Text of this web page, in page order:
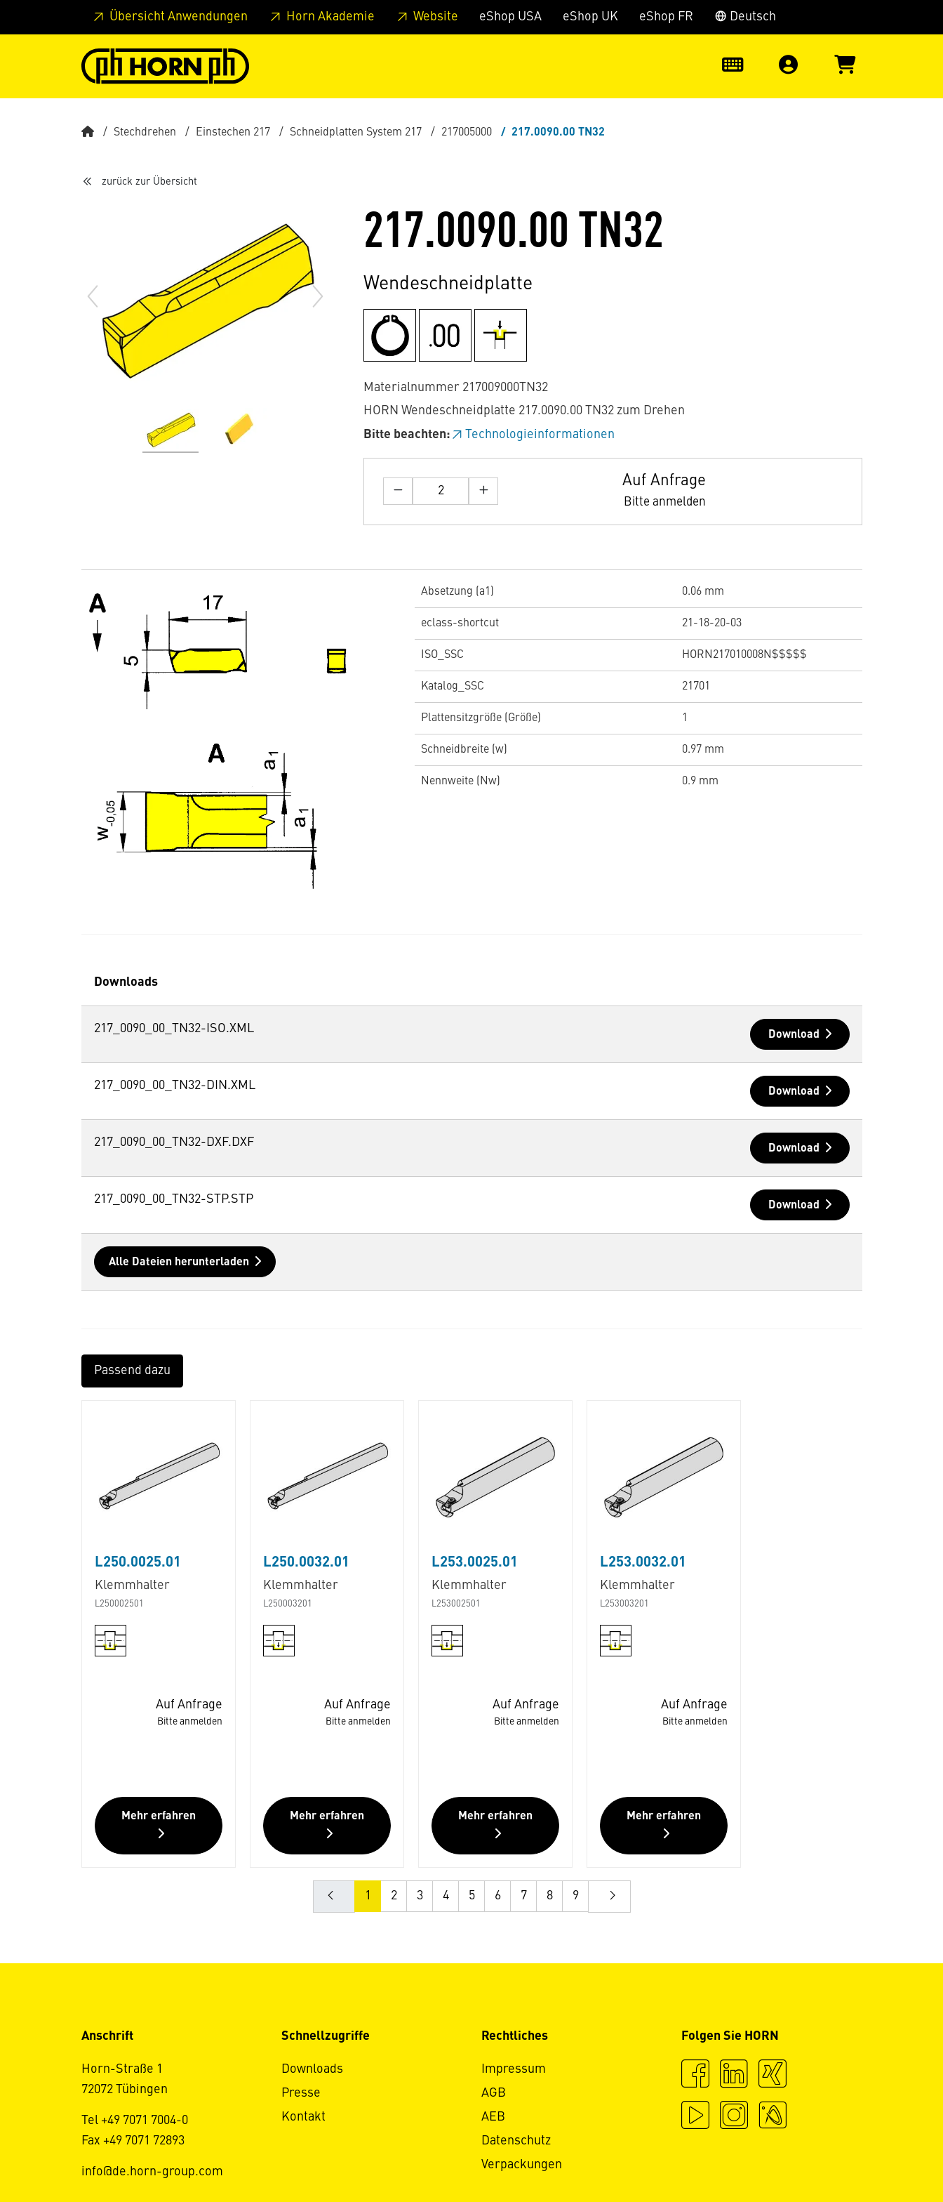
Springe zu Hauptinhalt Springe zum Header Springe zum Footer Springe zum Hauptmenu Springe zur Suche
Übersicht Anwendungen Horn Akademie Website eShop USA eShop UK eShop FR Deutsch
Stechdrehen Einstechen 217 Schneidplatten System 217 217005000 217.0090.00 TN32
zurück zur Übersicht
217.0090.00 TN32
Wendeschneidplatte
Materialnummer 217009000TN32
HORN Wendeschneidplatte 217.0090.00 TN32 zum Drehen
Bitte beachten:
Technologieinformationen
Auf Anfrage
Bitte anmelden
Absetzung (a1) 0.06 mm
eclass-shortcut 21-18-20-03
ISO_SSC HORN217010008N$$$$$
Katalog_SSC 21701
Plattensitzgröße (Größe) 1
Schneidbreite (w) 0.97 mm
Nennweite (Nw) 0.9 mm
Downloads
217_0090_00_TN32-ISO.XML Download
217_0090_00_TN32-DIN.XML Download
217_0090_00_TN32-DXF.DXF Download
217_0090_00_TN32-STP.STP Download
Alle Dateien herunterladen
Passend dazu
L250.0025.01
Klemmhalter
L250002501
Auf Anfrage
Bitte anmelden
Mehr erfahren
L250.0032.01
Klemmhalter
L250003201
Auf Anfrage
Bitte anmelden
Mehr erfahren
L253.0025.01
Klemmhalter
L253002501
Auf Anfrage
Bitte anmelden
Mehr erfahren
L253.0032.01
Klemmhalter
L253003201
Auf Anfrage
Bitte anmelden
Mehr erfahren
1 2 3 4 5 6 7 8 9
Anschrift
Horn-Straße 1
72072 Tübingen
Tel +49 7071 7004-0
Fax +49 7071 72893
info@de.horn-group.com
Schnellzugriffe
Downloads
Presse
Kontakt
Rechtliches
Impressum
AGB
AEB
Datenschutz
Verpackungen
Folgen Sie HORN